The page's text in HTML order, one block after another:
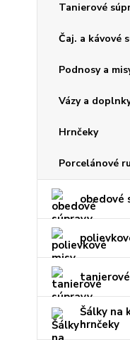
Tanierové
Čaj. a kávové
Podnosy a
Vázy a
Hrnčeky
Porcelánové
obedové
Šálky na
hrnčeky